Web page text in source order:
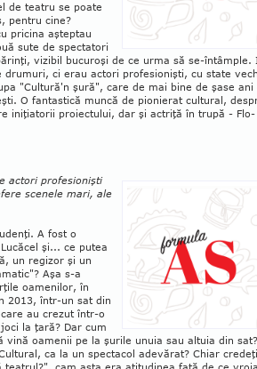
de teatru se poate
pentru cine?
pri­cina aşteptau
sute de spec­tatori
vizibil bucuroşi de ce urma să se-întâmple.
ci erau actori pro­fe­sionişti, cu state
"Cul­tură'n şură", care de mai bine de şase ani
O fan­tastică muncă de pionierat cul­tural,
iniţiatorii proiectului, dar şi actriţă în trupă - Flo­
actori pro­fesionişti
scenele mari, ale
A fost o
şi... ce putea
un regizor şi un
Aşa s-a
oamenilor, în
2013, într-un sat din
au crezut într-o
la ţară? Dar cum
vină oamenii pe la şurile unuia sau altuia din
ca la un spectacol adevărat? Chiar